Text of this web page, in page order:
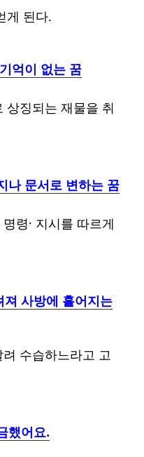
게 된다.
억이 없는 꿈
상징되는 재물을 취
나 문서로 변하는 꿈
령· 지시를 따르게
사방에 흩어지는
수습하느라고 고
했어요.